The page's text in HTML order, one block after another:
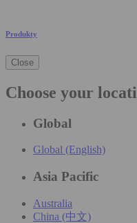
Produkty
Close
Choose your
Global
Global (English)
Asia Pacific
Australia
China (中文)